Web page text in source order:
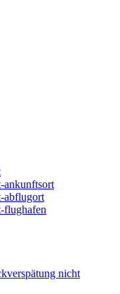
ankunftsort
abflugort
flughafen
nicht